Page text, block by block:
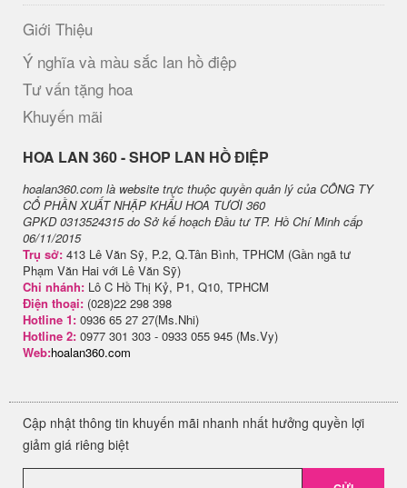
Giới Thiệu
Ý nghĩa và màu sắc lan hồ điệp
Tư vấn tặng hoa
Khuyến mãi
H​OA LAN 360 - SHOP LAN HỒ ĐIỆP
hoalan360.com là website trực thuộc quyền quản lý của CÔNG TY
CỔ PHẦN XUẤT NHẬP KHẨU HOA TƯƠI 360
GPKD 0313524315 do Sở kế hoạch Đầu tư TP. Hồ Chí Minh cấp
06/11/2015
Trụ sở: 413 Lê Văn Sỹ, P.2, Q.Tân Bình, TPHCM (Gần ngã tư
Phạm Văn Hai với Lê Văn Sỹ)
Chi nhánh: Lô C Hồ Thị Kỷ, P1, Q10, TPHCM
Điện thoại: (028)22 298 398
Hotline 1: 0936 65 27 27(Ms.Nhi)
Hotline 2: 0977 301 303 - 0933 055 945 (Ms.Vy)
Web:hoalan360.com
Cập nhật thông tin khuyến mãi nhanh nhất hưởng quyền lợi
giảm giá riêng biệt